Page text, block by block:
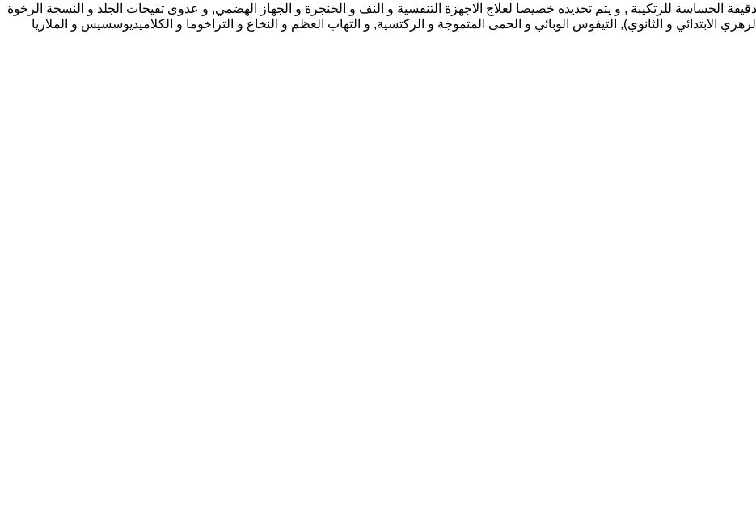
الحساسة للرتكيبة , و يتم تحديده خصيصا لعلاج الاجهزة التنفسية و النف و الحنجرة و الجهاز الهضمي, و عدوى تقيحات الجلد و النسجة الرخوة
الابتدائي و الثانوي), التيفوس الوبائي و الحمى المتموجة و الركتسية, و التهاب العظم و النخاع و التراخوما و الكلاميديوسسيس و الملاريا